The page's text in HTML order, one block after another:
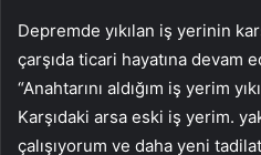
Depremde yıkılan iş yerinin
çarşıda ticari hayatına devam
“Anahtarını aldığım iş yerim
Karşıdaki arsa eski iş yerim.
çalışıyorum ve daha yeni